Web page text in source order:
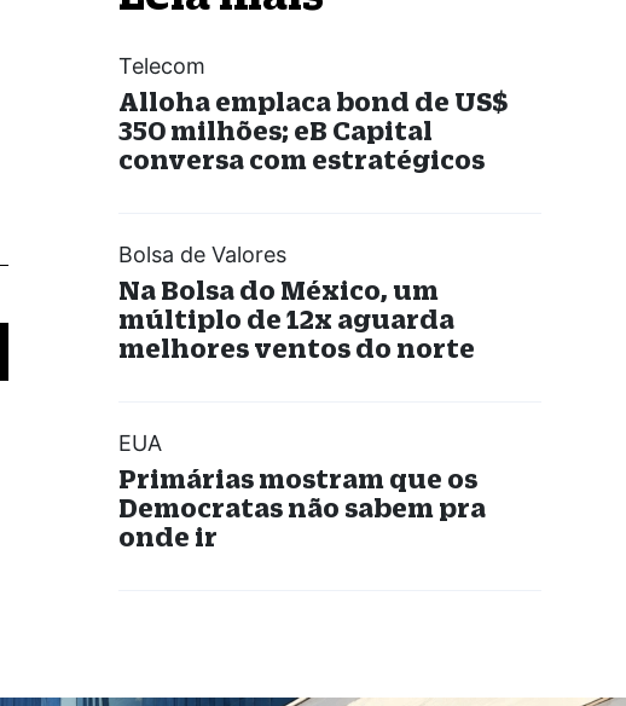
Telecom
Alloha emplaca bond de US$
350 milhões; eB Capital
conversa com estratégicos
Bolsa de Valores
Na Bolsa do México, um
múltiplo de 12x aguarda
melhores ventos do norte
EUA
Primárias mostram que os
Democratas não sabem pra
onde ir